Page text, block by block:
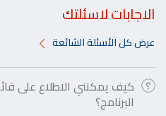
الاجابات لاسئلتك
عرض كل الأسئلة الشائعة
كيف يمكنني الاطلاع على
البرنامج؟